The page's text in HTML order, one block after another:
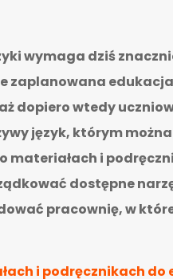
wymaga dziś
zaplanowana
dopiero wtedy
język, którym
materiałach i
dostępne
pracownię, w
i podręcznikach